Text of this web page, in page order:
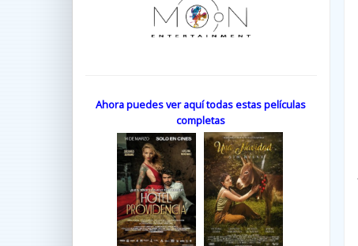
Ahora puedes ver aquí todas estas películas
completas